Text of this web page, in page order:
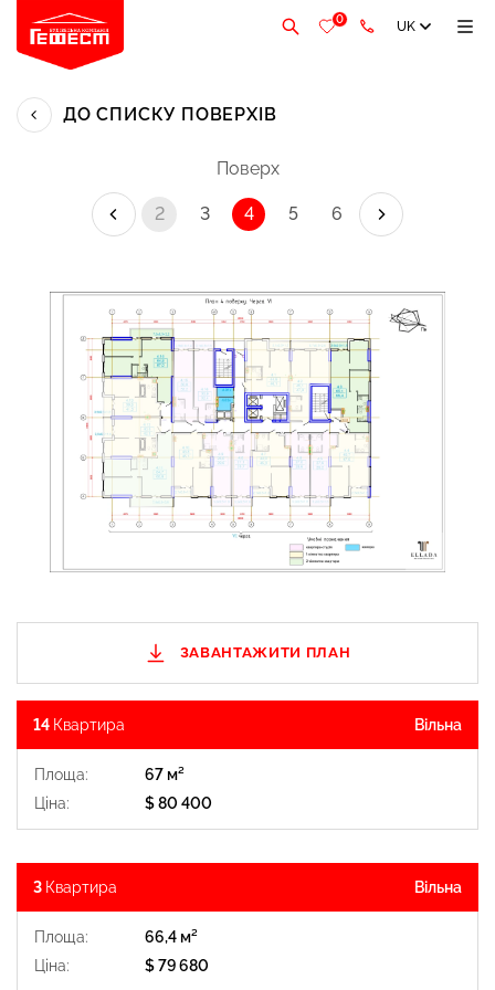
0 UK
ДО СПИСКУ ПОВЕРХІВ
Поверх
2 3 4 5 6
ЗАВАНТАЖИТИ ПЛАН
14 Квартира Вільна
Площа:
67 м²
Ціна:
$ 80 400
3 Квартира Вільна
Площа:
66,4 м²
Ціна:
$ 79 680